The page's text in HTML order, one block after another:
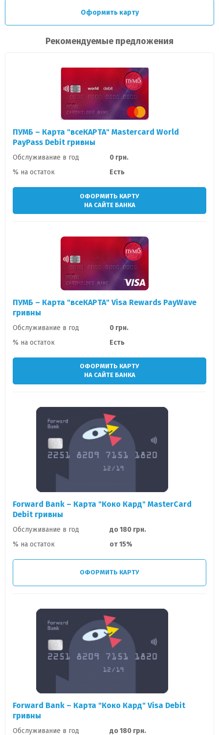
Оформить карту
Рекомендуемые предложения
ПУМБ – Карта "всеКАРТА" Mastercard World
PayPass Debit гривны
Обслуживание в год
0 грн.
% на остаток
Есть
ОФОРМИТЬ КАРТУ
НА САЙТЕ БАНКА
ПУМБ – Карта "всеКАРТА" Visa Rewards PayWave
гривны
Обслуживание в год
0 грн.
% на остаток
Есть
ОФОРМИТЬ КАРТУ
НА САЙТЕ БАНКА
Forward Bank – Карта "Коко Кард" MasterCard
Debit гривны
Обслуживание в год
до 180 грн.
% на остаток
от 15%
ОФОРМИТЬ КАРТУ
Forward Bank – Карта "Коко Кард" Visa Debit
гривны
Обслуживание в год до 180 грн.